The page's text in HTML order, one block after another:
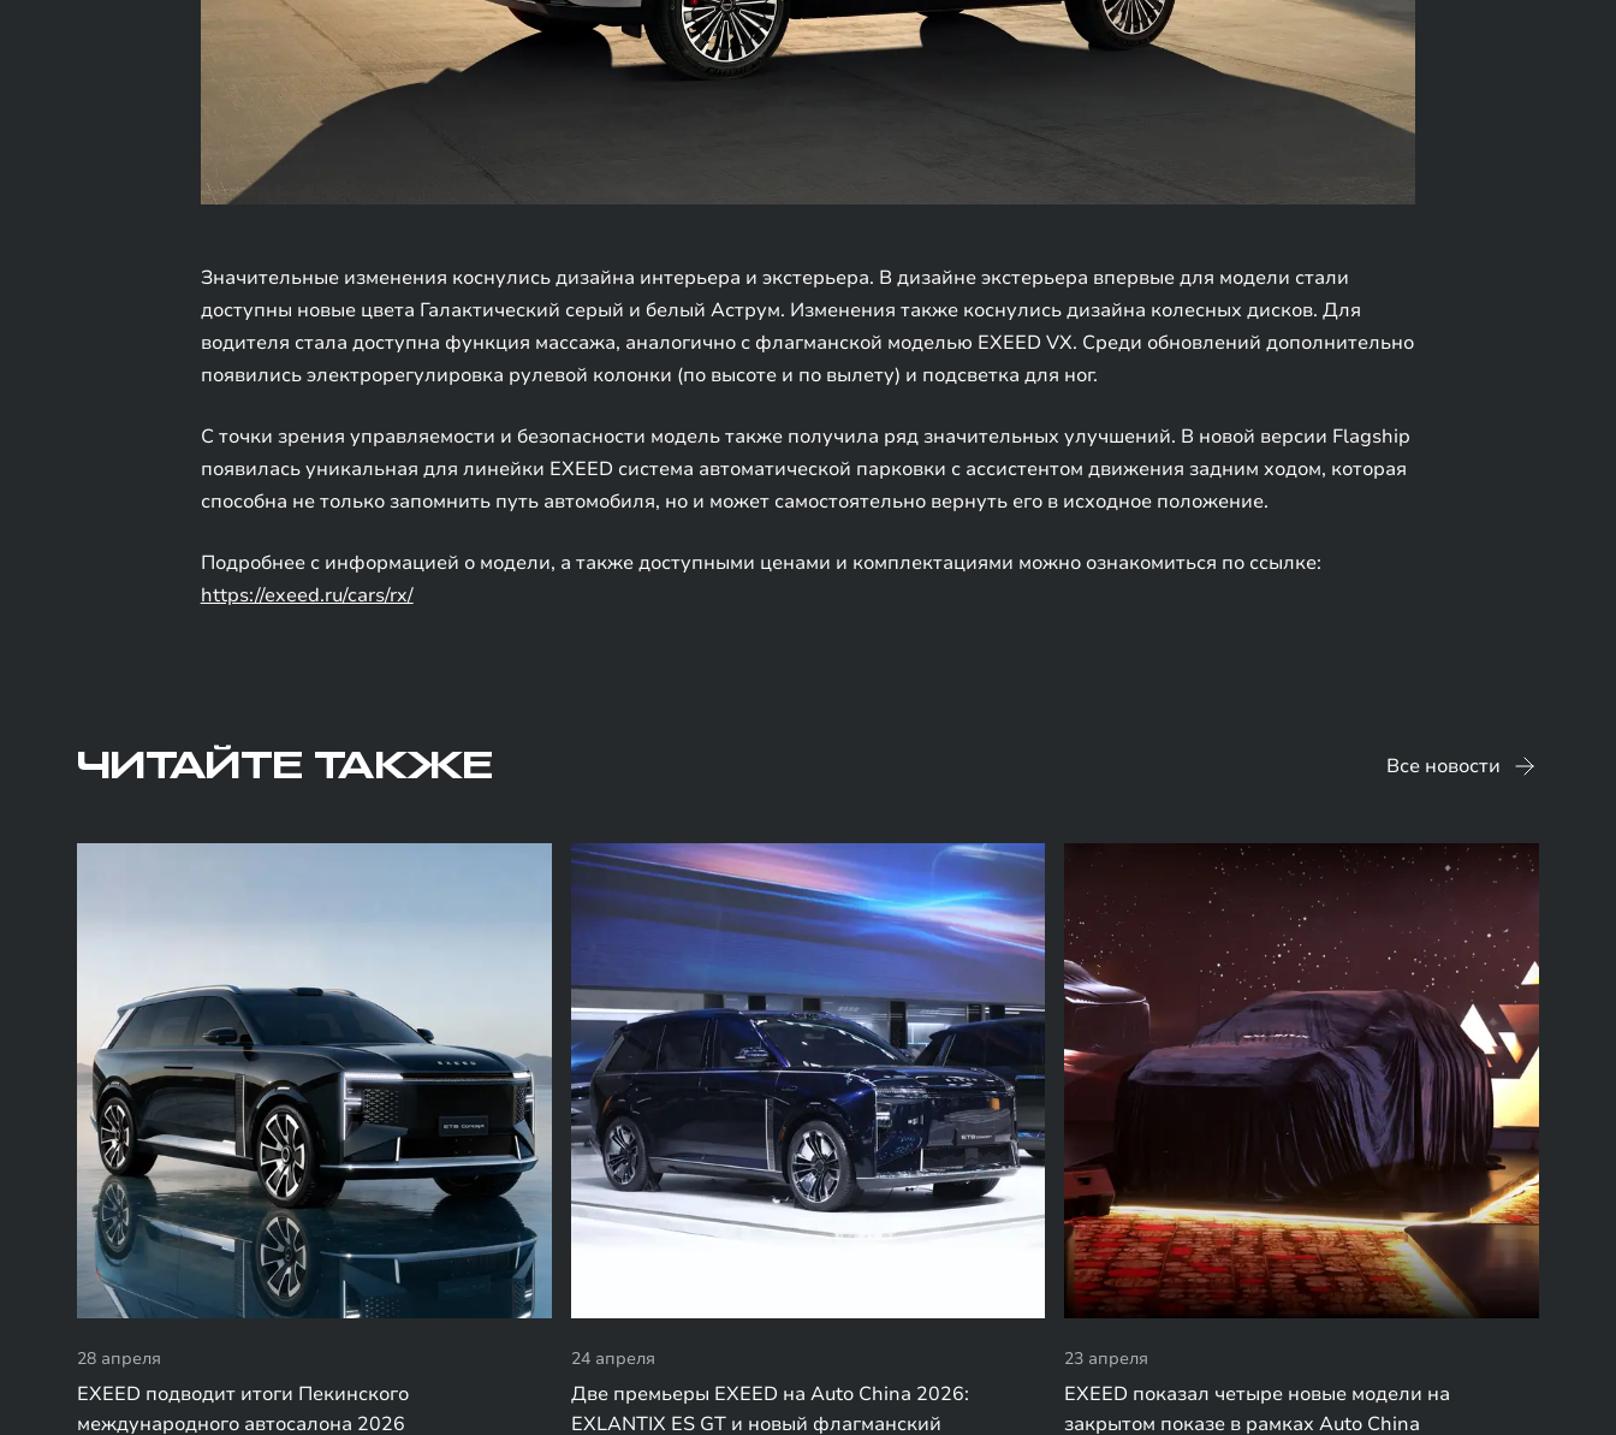
Значительные изменения коснулись дизайна интерьера и экстерьера. В дизайне экстерьера впервые для модели стали
доступны новые цвета Галактический серый и белый Аструм. Изменения также коснулись дизайна колесных дисков. Для
водителя стала доступна функция массажа, аналогично с флагманской моделью EXEED VX. Среди обновлений дополнительно
появились электрорегулировка рулевой колонки (по высоте и по вылету) и подсветка для ног.
С точки зрения управляемости и безопасности модель также получила ряд значительных улучшений. В новой версии Flagship
появилась уникальная для линейки EXEED система автоматической парковки с ассистентом движения задним ходом, которая
способна не только запомнить путь автомобиля, но и может самостоятельно вернуть его в исходное положение.
Подробнее с информацией о модели, а также доступными ценами и комплектациями можно ознакомиться по ссылке:
https://exeed.ru/cars/rx/
ЧИТАЙТЕ ТАКЖЕ Все новости
28 апреля
EXEED подводит итоги Пекинского
международного автосалона 2026
24 апреля
Две премьеры EXEED на Auto China 2026:
EXLANTIX ES GT и новый флагманский
23 апреля
EXEED показал четыре новые модели на
закрытом показе в рамках Auto China